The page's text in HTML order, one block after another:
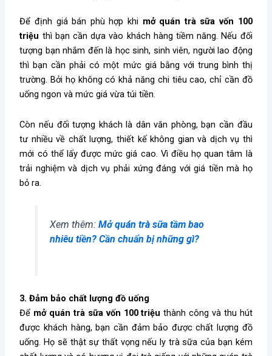
Để định giá bán phù hợp khi mở quán trà sữa vốn 100
triệu thì bạn cần dựa vào khách hàng tiềm năng. Nếu đối
tượng bạn nhắm đến là học sinh, sinh viên, người lao động
thì bạn cần phải có một mức giá bằng với trung bình thị
trường. Bởi họ không có khả năng chi tiêu cao, chỉ cần đồ
uống ngon và mức giá vừa túi tiền.
Còn nếu đối tượng khách là dân văn phòng, bạn cần đầu
tư nhiều về chất lượng, thiết kế không gian và dịch vụ thì
mới có thể lấy được mức giá cao. Vì điều họ quan tâm là
trải nghiệm và dịch vụ phải xứng đáng với giá tiền mà họ
bỏ ra.
Xem thêm: Mở quán trà sữa tầm bao
nhiêu tiền? Cần chuẩn bị những gì?
3. Đảm bảo chất lượng đồ uống
Để mở quán trà sữa vốn 100 triệu thành công và thu hút
được khách hàng, bạn cần đảm bảo được chất lượng đồ
uống. Họ sẽ thật sự thất vọng nếu ly trà sữa của bạn kém